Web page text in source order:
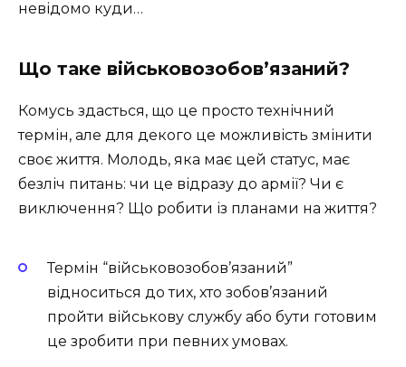
невідомо куди…
Що таке військовозобов’язаний?
Комусь здасться, що це просто технічний
термін, але для декого це можливість змінити
своє життя. Молодь, яка має цей статус, має
безліч питань: чи це відразу до армії? Чи є
виключення? Що робити із планами на життя?
Термін “військовозобов’язаний”
відноситься до тих, хто зобов’язаний
пройти військову службу або бути готовим
це зробити при певних умовах.